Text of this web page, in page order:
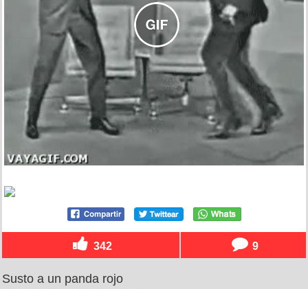
342 9
Susto a un panda rojo